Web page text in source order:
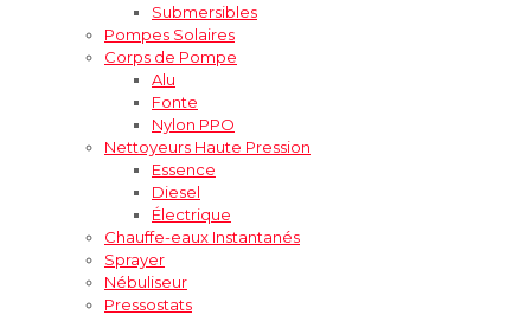
Submersibles
Pompes Solaires
Corps de Pompe
Alu
Fonte
Nylon PPO
Nettoyeurs Haute Pression
Essence
Diesel
Électrique
Chauffe-eaux Instantanés
Sprayer
Nébuliseur
Pressostats